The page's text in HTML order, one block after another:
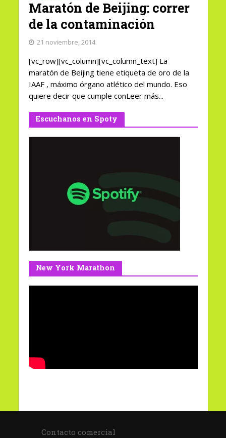
Maratón de Beijing: correr
de la contaminación
21 noviembre, 2014
[vc_row][vc_column][vc_column_text] La
maratón de Beijing tiene etiqueta de oro de la
IAAF , máximo órgano atlético del mundo. Eso
quiere decir que cumple conLeer más...
Escuchanos en Spoty
New York Marathon
Contacto comercial